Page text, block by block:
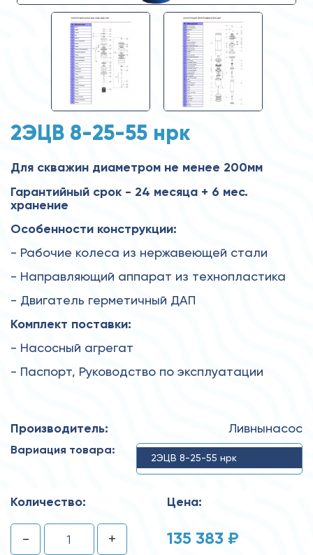
2ЭЦВ 8-25-55 нрк
Для скважин диаметром не менее 200мм
Гарантийный срок - 24 месяца + 6 мес.
хранение
Особенности конструкции:
- Рабочие колеса из нержавеющей стали
- Направляющий аппарат из технопластика
- Двигатель герметичный ДАП
Комплект поставки:
- Насосный агрегат
- Паспорт, Руководство по эксплуатации
Производитель: Ливнынасос
Вариация товара:
2ЭЦВ 8-25-55 нрк
Количество:
- +
Цена:
135 383 ₽